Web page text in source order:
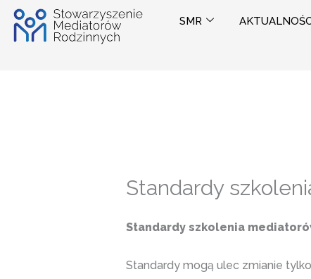
Przejdź
SMR
Standardy
Standardy szkolenia
Standardy mogą ulec zmianie